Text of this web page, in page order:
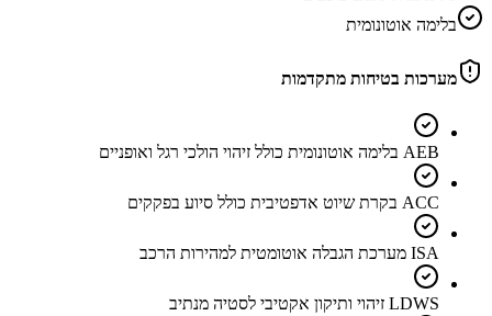
בלימה אוטונומית
מערכות בטיחות מתקדמות
AEB בלימה אוטונומית כולל זיהוי הולכי רגל ואופניים
ACC בקרת שיוט אדפטיבית כולל סיוע בפקקים
ISA מערכת הגבלה אוטומטית למהירות הרכב
LDWS זיהוי ותיקון אקטיבי לסטיה מנתיב